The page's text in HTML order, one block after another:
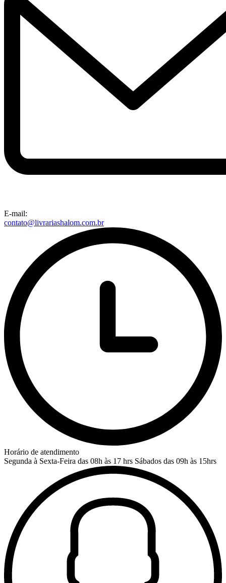
E-mail:
contato@livrariashalom.com.br
Horário de atendimento
Segunda à Sexta-Feira das 08h às 17 hrs Sábados das 09h às 15hrs